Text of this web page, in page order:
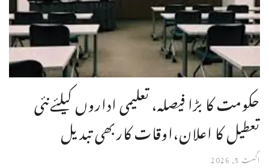
حکومت کا بڑا فیصلہ، تعلیمی اداروں کیلئےنئی
تعطیل کا اعلان،اوقات کاربھی تبدیل
اگست 5, 2026